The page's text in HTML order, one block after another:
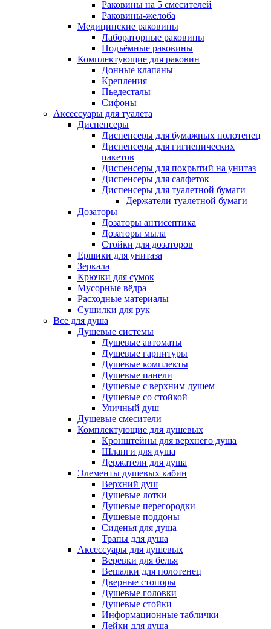
Раковины на 5 смесителей
Раковины-желоба
Медицинские раковины
Лабораторные раковины
Подъёмные раковины
Комплектующие для раковин
Донные клапаны
Крепления
Пьедесталы
Сифоны
Аксессуары для туалета
Диспенсеры
Диспенсеры для бумажных полотенец
Диспенсеры для гигиенических
пакетов
Диспенсеры для покрытий на унитаз
Диспенсеры для салфеток
Диспенсеры для туалетной бумаги
Держатели туалетной бумаги
Дозаторы
Дозаторы антисептика
Дозаторы мыла
Стойки для дозаторов
Ершики для унитаза
Зеркала
Крючки для сумок
Мусорные вёдра
Расходные материалы
Сушилки для рук
Все для душа
Душевые системы
Душевые автоматы
Душевые гарнитуры
Душевые комплекты
Душевые панели
Душевые с верхним душем
Душевые со стойкой
Уличный душ
Душевые смесители
Комплектующие для душевых
Кронштейны для верхнего душа
Шланги для душа
Держатели для душа
Элементы душевых кабин
Верхний душ
Душевые лотки
Душевые перегородки
Душевые поддоны
Сиденья для душа
Трапы для душа
Аксессуары для душевых
Веревки для белья
Вешалки для полотенец
Дверные стопоры
Душевые головки
Душевые стойки
Информационные таблички
Лейки для душа